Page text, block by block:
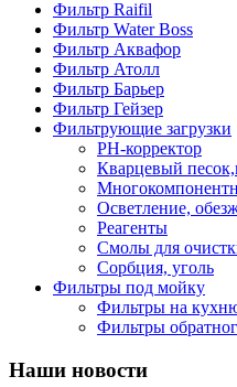
Фильтр Raifil
Фильтр Water Boss
Фильтр Аквафор
Фильтр Атолл
Фильтр Барьер
Фильтр Гейзер
Фильтрующие загрузки
PH-корректор
Кварцевый
Осветление,
Реагенты
Смолы для
Сорбция, уголь
Фильтры под мойку
Фильтры на
Фильтры
Наши новости